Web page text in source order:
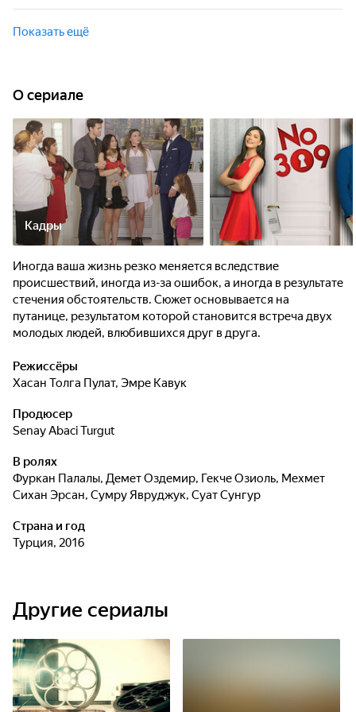
съёмочную площадку и устраивают митинг в поддержку
Онур и Лале по настоянию психолога всё-таки
отправляются в Аву. Там им достаётся тот же номер, где
они жили когда-то. Но как только между супругами начали
Показать ещё
O сериале
Кадры
Иногда ваша жизнь резко меняется вследствие
происшествий, иногда из-за ошибок, а иногда в результате
стечения обстоятельств. Сюжет основывается на
путанице, результатом которой становится встреча двух
молодых людей, влюбившихся друг в друга.
Режиссёры
Хасан Толга Пулат, Эмре Кавук
Продюсер
Senay Abaci Turgut
В ролях
Фуркан Палалы, Демет Оздемир, Гекче Озиоль, Мехмет
Сихан Эрсан, Сумру Явруджук, Суат Сунгур
Страна и год
Турция, 2016
Другие сериалы